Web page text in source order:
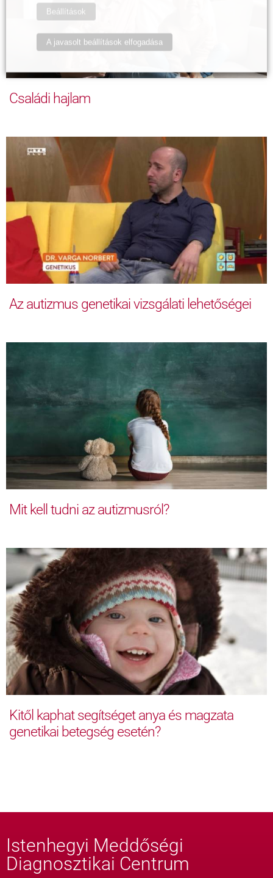
Családi hajlam
Az autizmus genetikai vizsgálati lehetőségei
Mit kell tudni az autizmusról?
Kitől kaphat segítséget anya és magzata
genetikai betegség esetén?
Istenhegyi Meddőségi
Diagnosztikai Centrum
Beállítások
A javasolt beállítások elfogadása